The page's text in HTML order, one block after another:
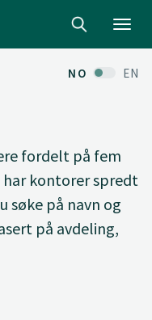
NO EN
fordelt på fem
har kontorer spredt
søke på navn og
på avdeling,